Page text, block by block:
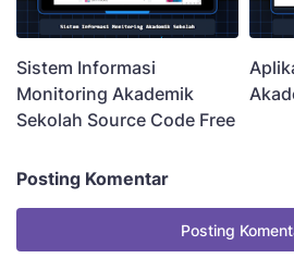
Sistem Informasi
Monitoring Akademik
Sekolah Source Code Free
Posting Komentar
Posting